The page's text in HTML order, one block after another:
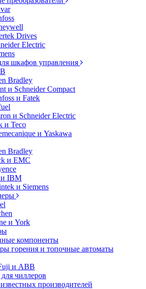
Drives
Electric
шкафов управления
Bradley
и Schneider Compact
и Fatek
и Schneider Electric
и Teco
и Yaskawa
Bradley
и EMC
и IBM
и Siemens
и York
компоненты
горения и топочные автоматы
и ABB
чиллеров
производителей